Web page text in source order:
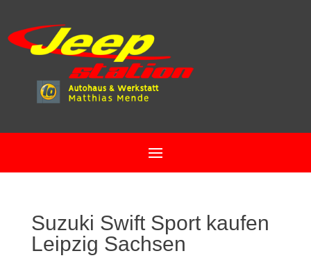
Suzuki Swift Sport kaufen
Leipzig Sachsen